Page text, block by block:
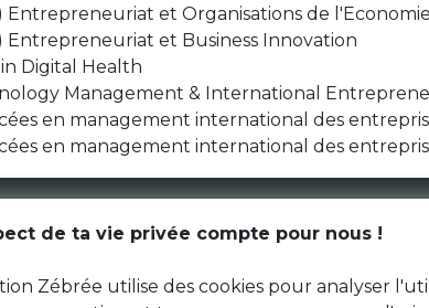
Entrepreneuriat et Organisations de
Entrepreneuriat et Business Innovation
Digital Health
Management & International
en management international des
en management international des
de ta vie privée compte pour nous !
Zébrée utilise des cookies pour analyser